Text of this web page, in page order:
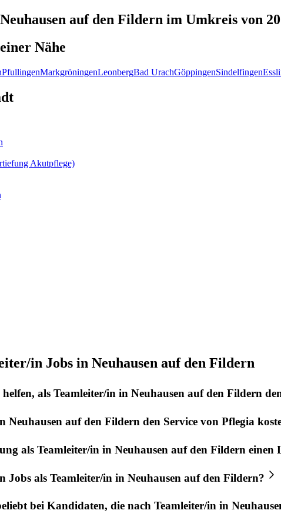
Neuhausen auf den Fildern im Umkreis von
Nähe
PfullingenMarkgröningenLeonbergBad UrachGöppingenSindelfingen
Akutpflege)
in Jobs in Neuhausen auf den Fildern
als Teamleiter/in in Neuhausen auf den Fildern
Neuhausen auf den Fildern den Service von Pflegia
als Teamleiter/in in Neuhausen auf den Fildern einen
Jobs als Teamleiter/in in Neuhausen auf den Fildern?
bei Kandidaten, die nach Teamleiter/in in